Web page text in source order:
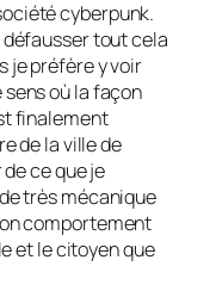
cyberpunk.
tout cela
je préfère y voir
où la façon
finalement
de la ville de
ce que je
très mécanique
comportement
et le citoyen que